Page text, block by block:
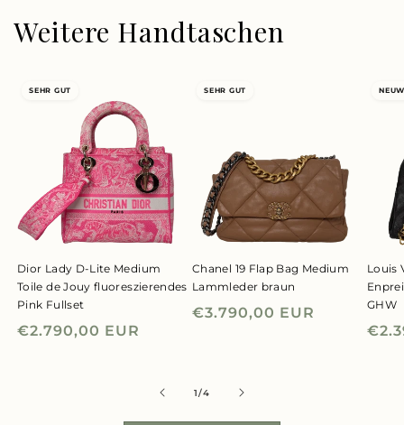
Weitere Handtaschen
SEHR GUT
Dior Lady D-Lite Medium
Toile de Jouy fluoreszierendes
Pink Fullset
Normaler
€2.790,00 EUR
SEHR GUT
Chanel 19 Flap Bag Medium
Lammleder braun
Normaler
€3.790,00 EUR
Louis
GHW
1/von
4